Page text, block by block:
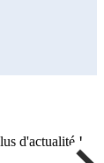
d'actualité !